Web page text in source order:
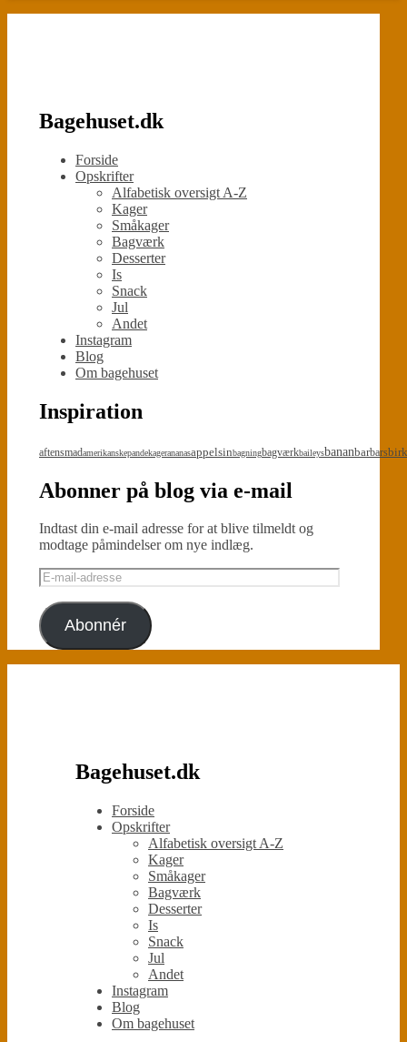
Bagehuset.dk
Forside
Opskrifter
Alfabetisk oversigt A-Z
Kager
Småkager
Bagværk
Desserter
Is
Snack
Jul
Andet
Instagram
Blog
Om bagehuset
Inspiration
aftensmadamerikanskepandekagerananasappelsinbagningbagværkbaileysbananbarbars
Abonner på blog via e-mail
Indtast din e-mail adresse for at blive tilmeldt og
modtage påmindelser om nye indlæg.
E-
mail-
adresse
Abonnér
Bagehuset.dk
Forside
Opskrifter
Alfabetisk oversigt A-Z
Kager
Småkager
Bagværk
Desserter
Is
Snack
Jul
Andet
Instagram
Blog
Om bagehuset